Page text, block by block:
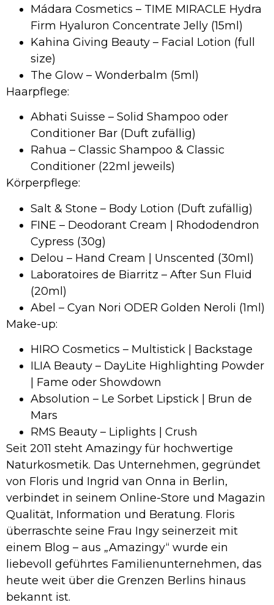
Mádara Cosmetics – TIME MIRACLE Hydra
Firm Hyaluron Concentrate Jelly (15ml)
Kahina Giving Beauty – Facial Lotion (full
size)
The Glow – Wonderbalm (5ml)
Haarpflege:
Abhati Suisse – Solid Shampoo oder
Conditioner Bar (Duft zufällig)
Rahua – Classic Shampoo & Classic
Conditioner (22ml jeweils)
Körperpflege:
Salt & Stone – Body Lotion (Duft zufällig)
FINE – Deodorant Cream | Rhododendron
Cypress (30g)
Delou – Hand Cream | Unscented (30ml)
Laboratoires de Biarritz – After Sun Fluid
(20ml)
Abel – Cyan Nori ODER Golden Neroli (1ml)
Make-up:
HIRO Cosmetics – Multistick | Backstage
ILIA Beauty – DayLite Highlighting Powder
| Fame oder Showdown
Absolution – Le Sorbet Lipstick | Brun de
Mars
RMS Beauty – Liplights | Crush
Seit 2011 steht Amazingy für hochwertige
Naturkosmetik. Das Unternehmen, gegründet
von Floris und Ingrid van Onna in Berlin,
verbindet in seinem Online-Store und Magazin
Qualität, Information und Beratung. Floris
überraschte seine Frau Ingy seinerzeit mit
einem Blog – aus „Amazingy“ wurde ein
liebevoll geführtes Familienunternehmen, das
heute weit über die Grenzen Berlins hinaus
bekannt ist.